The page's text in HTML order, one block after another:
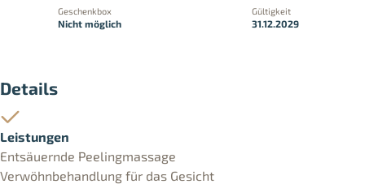
Geschenkbox
Nicht möglich
Gültigkeit
31.12.2029
Details
Leistungen
Entsäuernde Peelingmassage
Verwöhnbehandlung für das Gesicht